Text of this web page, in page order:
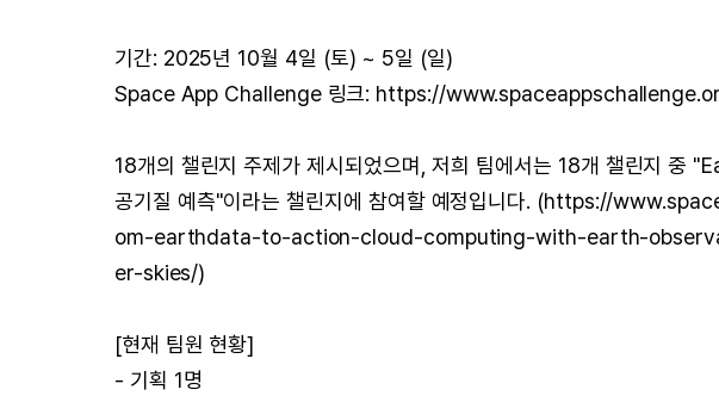
기간: 2025년 10월 4일 (토) ~ 5일 (일)
Space App Challenge 링크: https://
18개의 챌린지 주제가 제시되었으며, 저희 팀에서는 18개 챌린지 중
공기질 예측"이라는 챌린지에 참여할 예정입니다. (https://
om-earthdata-to-action-cloud-computing-with-earth-
er-skies/)
[현재 팀원 현황]
- 기획 1명